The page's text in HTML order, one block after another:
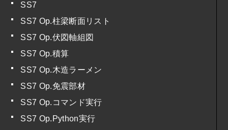
SS7
SS7 Op.柱梁断面リスト
SS7 Op.伏図軸組図
SS7 Op.積算
SS7 Op.木造ラーメン
SS7 Op.免震部材
SS7 Op.コマンド実行
SS7 Op.Python実行